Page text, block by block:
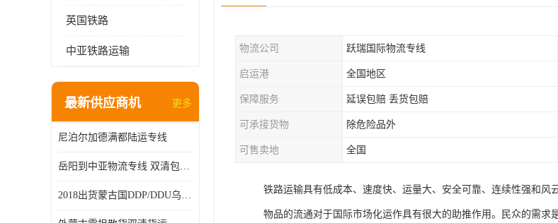
英国铁路
中亚铁路运输
最新供应商机 更多
尼泊尔加德满都陆运专线
岳阳到中亚物流专线 双清包税 一站服务
2018出货蒙古国DDP/DDU乌兰巴托双清国际物流专线
物流公司 跃瑞国际物流专线
启运港 全国地区
保障服务 延误包赔 丢货包赔
可承接货物 除危险品外
可售卖地 全国
铁路运输具有低成本、速度快、运量大、安全可靠、连续性强和风
物品的流通对于国际市场化运作具有很大的助推作用。民众的需求